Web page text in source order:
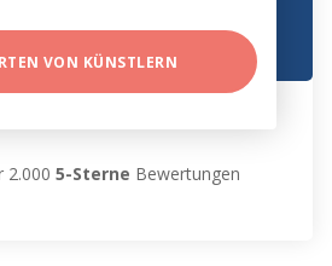
VON KÜNSTLERN
2.0005-Sterne Bewertungen